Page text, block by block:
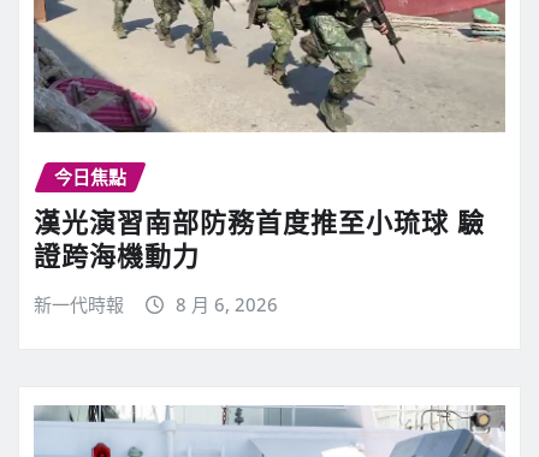
今日焦點
漢光演習南部防務首度推至小琉球 驗
證跨海機動力
新一代時報 8 月 6, 2026